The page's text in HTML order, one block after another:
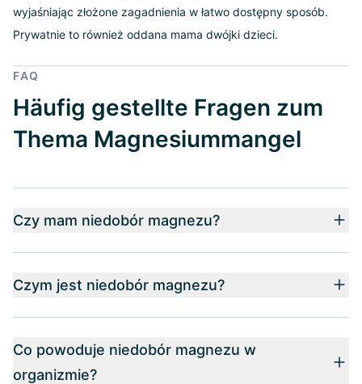
wyjaśniając złożone zagadnienia w łatwo dostępny sposób.
Prywatnie to również oddana mama dwójki dzieci.
FAQ
Häufig gestellte Fragen zum
Thema Magnesiummangel
Czy mam niedobór magnezu?
Czym jest niedobór magnezu?
Co powoduje niedobór magnezu w
organizmie?